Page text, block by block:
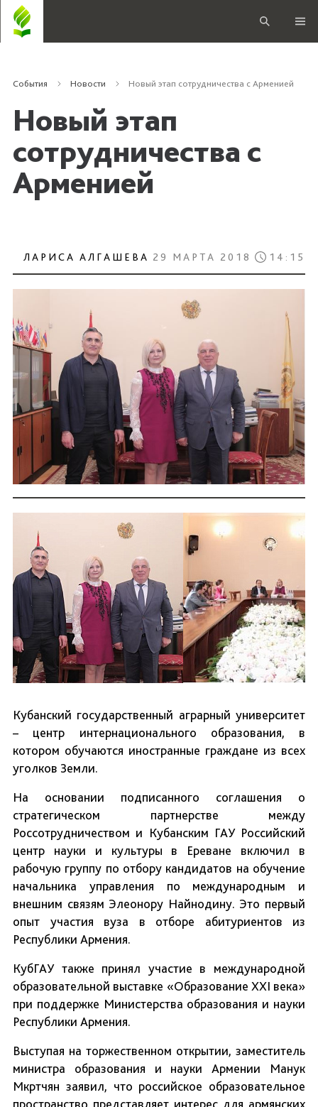
События Новости Новый этап сотрудничества с Арменией
Новый этап
сотрудничества с
Арменией
ЛАРИСА АЛГАШЕВА 29 МАРТА 2018 14:15
Кубанский государственный аграрный университет
– центр интернационального образования, в
котором обучаются иностранные граждане из всех
уголков Земли.
На основании подписанного соглашения о
стратегическом партнерстве между
Россотрудничеством и Кубанским ГАУ Российский
центр науки и культуры в Ереване включил в
рабочую группу по отбору кандидатов на обучение
начальника управления по международным и
внешним связям Элеонору Найнодину. Это первый
опыт участия вуза в отборе абитуриентов из
Республики Армения.
КубГАУ также принял участие в международной
образовательной выставке «Образование XXI века»
при поддержке Министерства образования и науки
Республики Армения.
Выступая на торжественном открытии, заместитель
министра образования и науки Армении Манук
Мкртчян заявил, что российское образовательное
пространство представляет интерес для армянских